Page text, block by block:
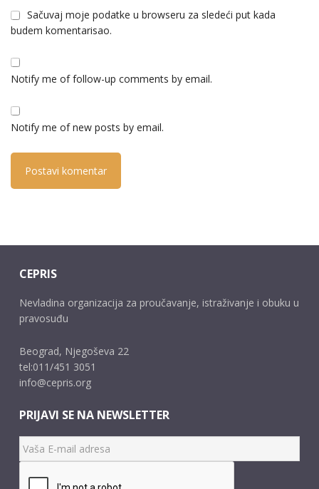
Sačuvaj moje podatke u browseru za sledeći put kada
budem komentarisao.
Notify me of follow-up comments by email.
Notify me of new posts by email.
CEPRIS
Nevladina organizacija za proučavanje, istraživanje i obuku u
pravosuđu
Beograd, Njegoševa 22
tel:011/451 3051
info@cepris.org
PRIJAVI SE NA NEWSLETTER